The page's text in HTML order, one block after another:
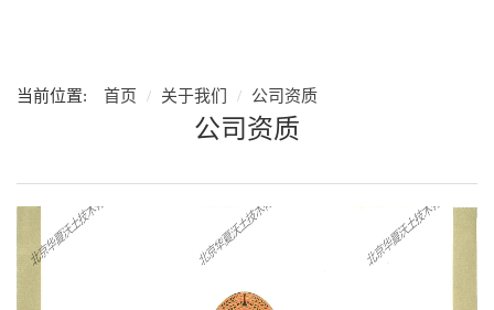
当前位置: 首页 关于我们 公司资质
公司资质